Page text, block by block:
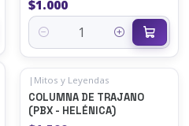
Quantity
COLUMNA DE TRAJANO
(PBX - HELÉNICA)
$1.500